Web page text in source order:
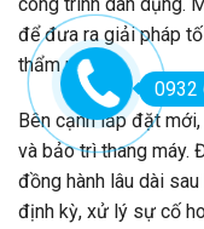
để đưa ra giải pháp
thẩm mỹ.
Bên cạnh lắp đặt
và bảo trì thang máy.
đồng hành lâu dài
định kỳ, xử lý sự cố
0932